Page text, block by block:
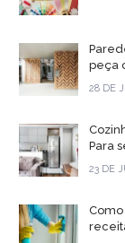
peça
28 DE
Para
23 DE